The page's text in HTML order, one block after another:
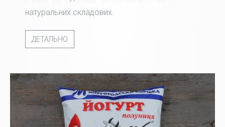
натуральних складових.
ДЕТАЛЬНО